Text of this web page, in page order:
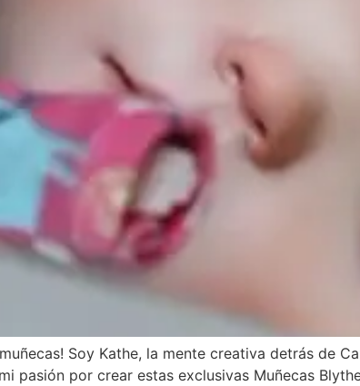
Soy Kathe, la mente creativa detrás de
pasión por crear estas exclusivas Muñecas